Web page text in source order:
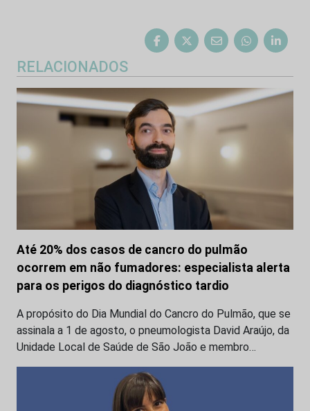
RELACIONADOS
Até 20% dos casos de cancro do pulmão
ocorrem em não fumadores: especialista alerta
para os perigos do diagnóstico tardio
A propósito do Dia Mundial do Cancro do Pulmão, que se
assinala a 1 de agosto, o pneumologista David Araújo, da
Unidade Local de Saúde de São João e membro…